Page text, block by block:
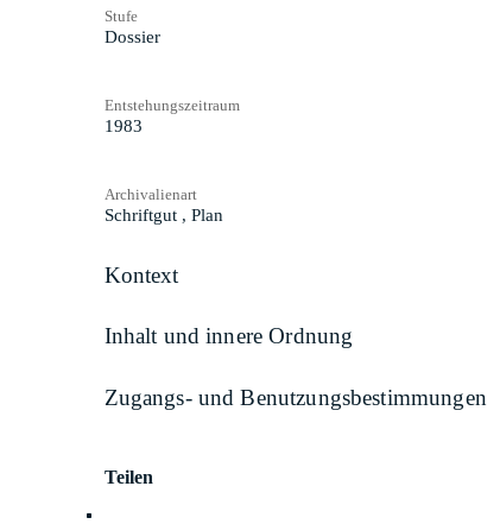
Stufe
Dossier
Entstehungszeitraum
1983
Archivalienart
Schriftgut , Plan
Kontext
Inhalt und innere Ordnung
Zugangs- und Benutzungsbestimmungen
Teilen